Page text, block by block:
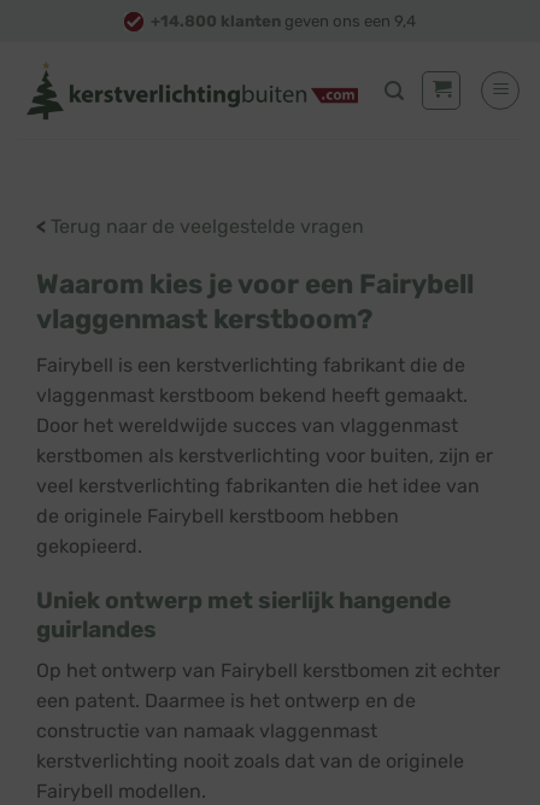
content
+14.800 klanten geven ons een 9,4
< Terug naar de veelgestelde vragen
Waarom kies je voor een Fairybell
vlaggenmast kerstboom?
Fairybell is een kerstverlichting fabrikant die de
vlaggenmast kerstboom bekend heeft gemaakt.
Door het wereldwijde succes van vlaggenmast
kerstbomen als kerstverlichting voor buiten, zijn er
veel kerstverlichting fabrikanten die het idee van
de originele Fairybell kerstboom hebben
gekopieerd.
Uniek ontwerp met sierlijk hangende
guirlandes
Op het ontwerp van Fairybell kerstbomen zit echter
een patent. Daarmee is het ontwerp en de
constructie van namaak vlaggenmast
kerstverlichting nooit zoals dat van de originele
Fairybell modellen.